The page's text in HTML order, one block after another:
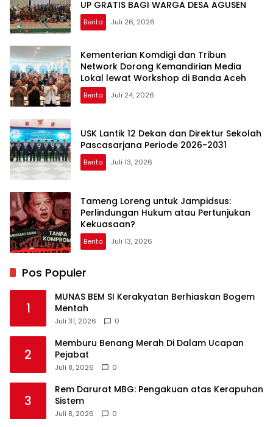
Berita Juli 26, 2026
Kementerian Komdigi dan Tribun
Network Dorong Kemandirian Media
Lokal lewat Workshop di Banda Aceh
Berita Juli 24, 2026
USK Lantik 12 Dekan dan Direktur Sekolah
Pascasarjana Periode 2026-2031
Berita Juli 13, 2026
Tameng Loreng untuk Jampidsus:
Perlindungan Hukum atau Pertunjukan
Kekuasaan?
Berita Juli 13, 2026
Pos Populer
1
MUNAS BEM SI Kerakyatan Berhiaskan Bogem
Mentah
Juli 31, 2026 0
2
Memburu Benang Merah Di Dalam Ucapan
Pejabat
Juli 8, 2026 0
3
Rem Darurat MBG: Pengakuan atas Kerapuhan
Sistem
Juli 8, 2026 0